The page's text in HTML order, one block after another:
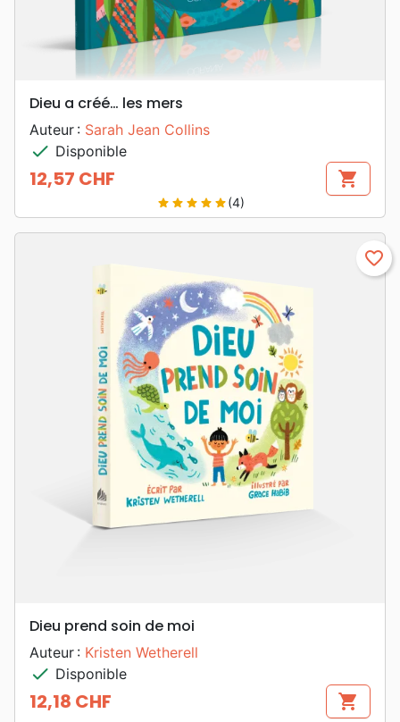
Dieu a créé… les mers
Auteur : Sarah Jean Collins
check Disponible
Prix
12,57 CHF shopping_cart
star star star star star(4)
favorite_border
Dieu prend soin de moi
Auteur : Kristen Wetherell
check Disponible
Prix
12,18 CHF shopping_cart